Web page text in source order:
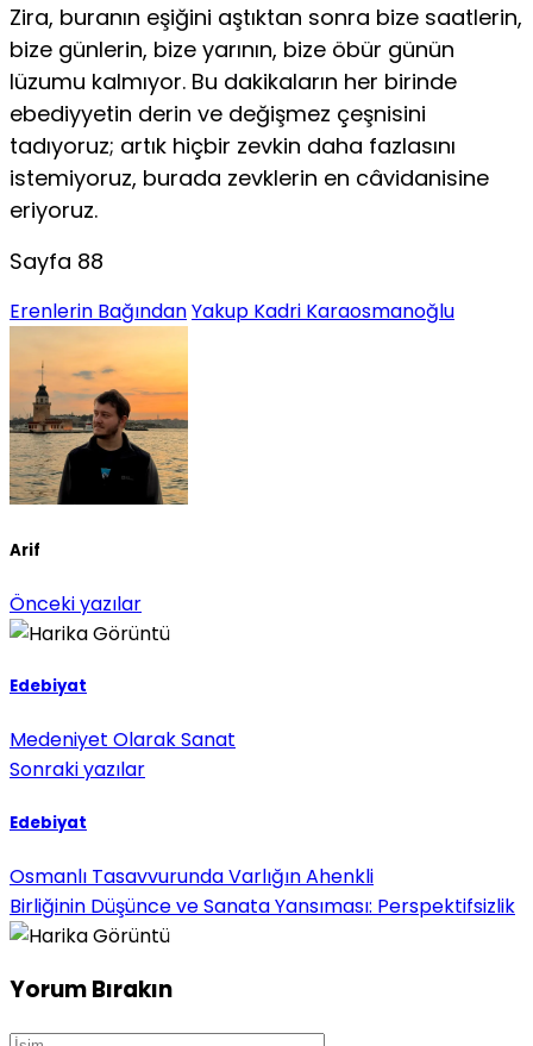
Zira, buranın eşiğini aştıktan sonra bize saatlerin,
bize günlerin, bize yarının, bize öbür günün
lüzumu kalmıyor. Bu dakikaların her birinde
ebediyyetin derin ve değişmez çeşnisini
tadıyoruz; artık hiçbir zevkin daha fazlasını
istemiyoruz, burada zevklerin en câvidanisine
eriyoruz.
Sayfa 88
Erenlerin BağındanYakup Kadri Karaosmanoğlu
Arif
Önceki yazılar
Edebiyat
Medeniyet Olarak Sanat
Sonraki yazılar
Edebiyat
Osmanlı Tasavvurunda Varlığın Ahenkli
Birliğinin Düşünce ve Sanata Yansıması: Perspektifsizlik
Yorum Bırakın